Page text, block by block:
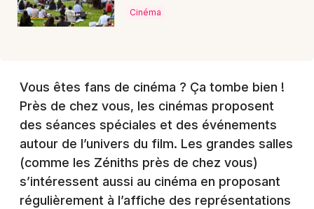
Cinéma
Vous êtes fans de cinéma ? Ça tombe bien !
Près de chez vous, les cinémas proposent
des séances spéciales et des événements
autour de l’univers du film. Les grandes salles
(comme les Zéniths près de chez vous)
s’intéressent aussi au cinéma en proposant
régulièrement à l’affiche des représentations